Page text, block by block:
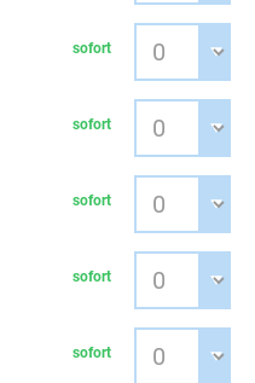
sofort
sofort
sofort
sofort
sofort